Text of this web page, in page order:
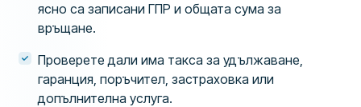
ясно са записани ГПР и общата сума за
връщане.
Проверете дали има такса за удължаване,
гаранция, поръчител, застраховка или
допълнителна услуга.